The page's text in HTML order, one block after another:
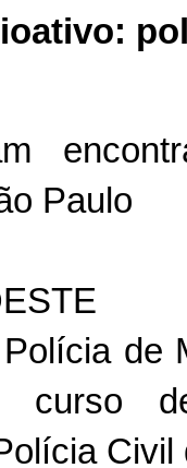
Paulo
de
curso